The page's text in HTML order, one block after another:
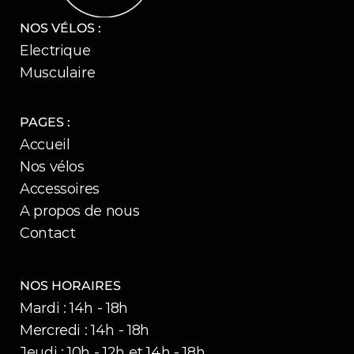
NOS VÉLOS :
Electrique
Musculaire
PAGES :
Accueil
Nos vélos
Accessoires
A propos de nous
Contact
NOS HORAIRES
Mardi : 14h - 18h
Mercredi : 14h - 18h